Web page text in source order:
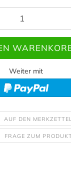
Weiter mit
AUF DEN MERKZETTEL
FRAGE ZUM